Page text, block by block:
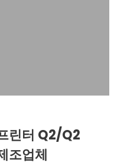
린터 Q2/Q2
조업체